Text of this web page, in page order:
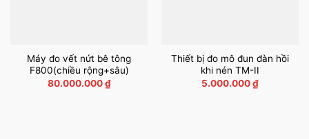
Máy đo vết nứt bê tông
F800(chiều rộng+sâu)
80.000.000₫
Thiết bị đo mô đun đàn hồi
khi nén TM-II
5.000.000₫